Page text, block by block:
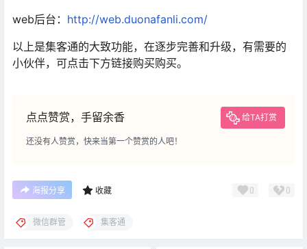
web后台： http://web.duonafanli.com/
以上是集客通的大致功能，在逐步完善和升级，有需要的
小伙伴，可点击下方链接购买购买。
点点赞赏，手留余香 给TA打赏
还没有人赞赏，快来当第一个赞赏的人吧！
海报分享 收藏 0 0
微信群管 集客通